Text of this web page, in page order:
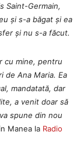
Saint-Germain,
și s-a băgat și ea
și nu s-a făcut.
cu mine, pentru
de Ana Maria. Ea
mandatată, dar
a venit doar să
spune din nou
Manea la Radio